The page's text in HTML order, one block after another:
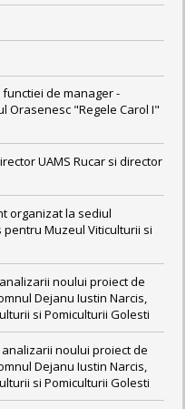
de manager -
Orasenesc "Regele Carol I"
UAMS Rucar si director
organizat la sediul
pentru Muzeul Viticulturii si
noului proiect de
Dejanu Iustin Narcis,
si Pomiculturii Golesti
noului proiect de
Dejanu Iustin Narcis,
si Pomiculturii Golesti